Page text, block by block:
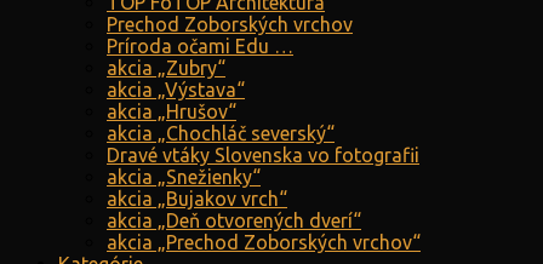
Prechod Zoborských vrchov
Príroda očami Edu …
akcia „Zubry“
akcia „Výstava“
akcia „Hrušov“
akcia „Chochláč severský“
Dravé vtáky Slovenska vo fotografii
akcia „Snežienky“
akcia „Bujakov vrch“
akcia „Deň otvorených dverí“
akcia „Prechod Zoborských vrchov“